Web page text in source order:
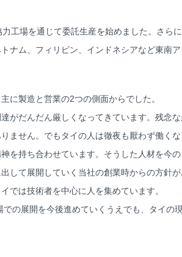
工場を通じて委託生産を始めました。さら
ナム、フィリピン、インドネシアなど東南
に製造と営業の2つの側面からでした。
がだんだん厳しくなってきています。残念
ません。でもタイの人は徹夜も厭わず働く
を持ち合わせています。そうした人材を今
して展開していく当社の創業時からの方針が
では技術者を中心に人を集めています。
の展開を今後進めていくうえでも、タイの